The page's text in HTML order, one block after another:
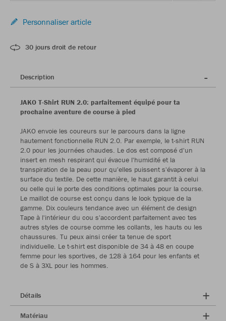
Personnaliser article
30 jours droit de retour
Description
JAKO T-Shirt RUN 2.0: parfaitement équipé pour ta
prochaine aventure de course à pied
JAKO envoie les coureurs sur le parcours dans la ligne
hautement fonctionnelle RUN 2.0. Par exemple, le t-shirt RUN
2.0 pour les journées chaudes. Le dos est composé d'un
insert en mesh respirant qui évacue l'humidité et la
transpiration de la peau pour qu'elles puissent s'évaporer à la
surface du textile. De cette manière, le haut garantit à celui
ou celle qui le porte des conditions optimales pour la course.
Le maillot de course est conçu dans le look typique de la
gamme. Dix couleurs tendance avec un élément de design
Tape à l'intérieur du cou s'accordent parfaitement avec tes
autres styles de course comme les collants, les hauts ou les
chaussures. Tu peux ainsi créer ta tenue de sport
individuelle. Le t-shirt est disponible de 34 à 48 en coupe
femme pour les sportives, de 128 à 164 pour les enfants et
de S à 3XL pour les hommes.
Détails
Matériau